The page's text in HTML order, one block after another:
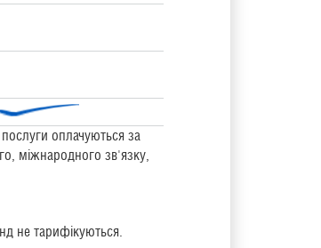
оплачуються за
міжнародного зв'язку,
не тарифікуються.